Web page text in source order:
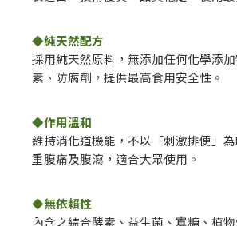
◆純天然配方
採用純天然原料，無添加任何化學添
素、防腐劑，提供最高食用安全性。
◆作用溫和
維持消化道機能，不以「刺激排便」
重腹痛及腹瀉，適合大眾使用。
◆無依賴性
內含之綜合酵素、益生菌、寡糖、植